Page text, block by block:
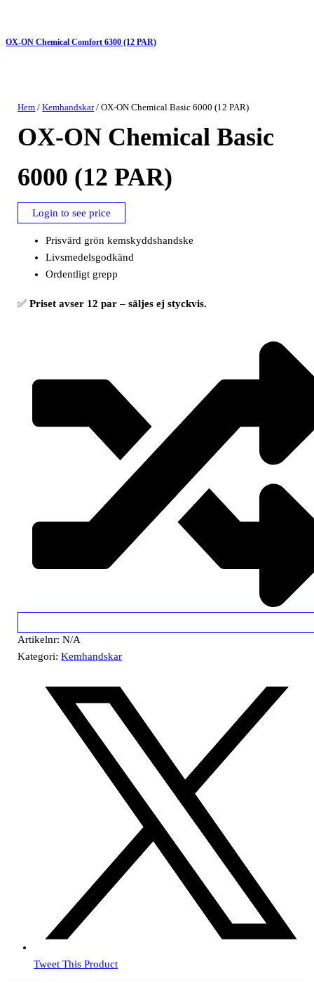
OX-ON Chemical Comfort 6300 (12 PAR)
Hem /Kemhandskar/ OX-ON Chemical Basic 6000 (12 PAR)
OX-ON Chemical Basic
6000 (12 PAR)
Login to see price
Prisvärd grön kemskyddshandske
Livsmedelsgodkänd
Ordentligt grepp
✅Priset avser 12 par – säljes ej styckvis.
Artikelnr:N/A
Kategori:Kemhandskar
Tweet This Product